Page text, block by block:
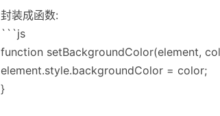
封装成函数:
```js
function setBackgroundColor(element,
element.style.backgroundColor = color;
}